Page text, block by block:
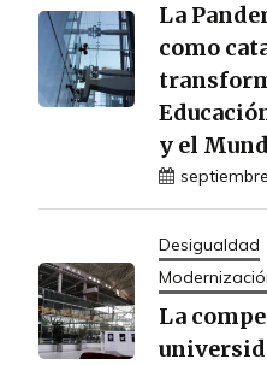
La
como
y el
Desigualdad
La